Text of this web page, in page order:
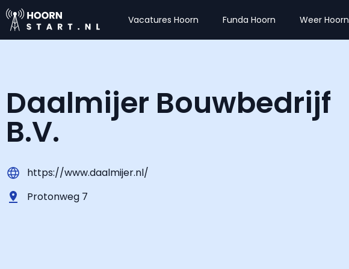
Vacatures Hoorn Funda Hoorn Weer Hoorn
Daalmijer Bouwbedrijf
B.V.
https://www.daalmijer.nl/
Protonweg 7